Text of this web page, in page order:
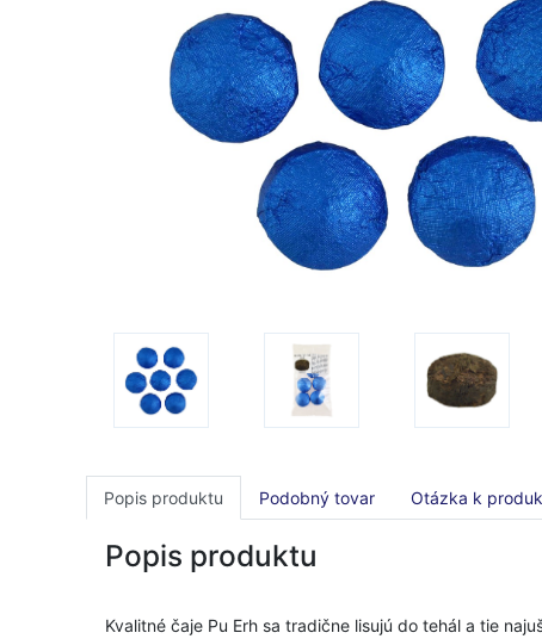
Popis produktu Podobný tovar Otázka k
Popis produktu
Kvalitné čaje Pu Erh sa tradične lisujú do tehál a tie